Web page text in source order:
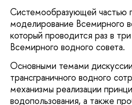
Системообразующей частью
моделирование Всемирного
который проводится раз в
Всемирного водного совета.
Основными темами
трансграничного водного
механизмы реализации
водопользования, а также